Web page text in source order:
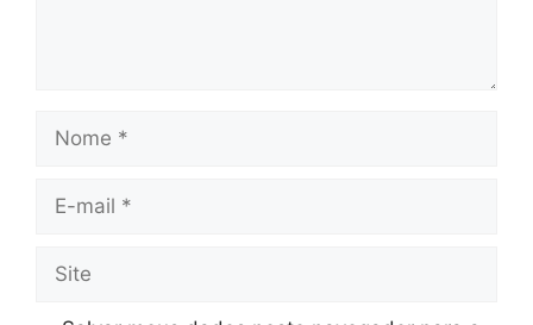
mail